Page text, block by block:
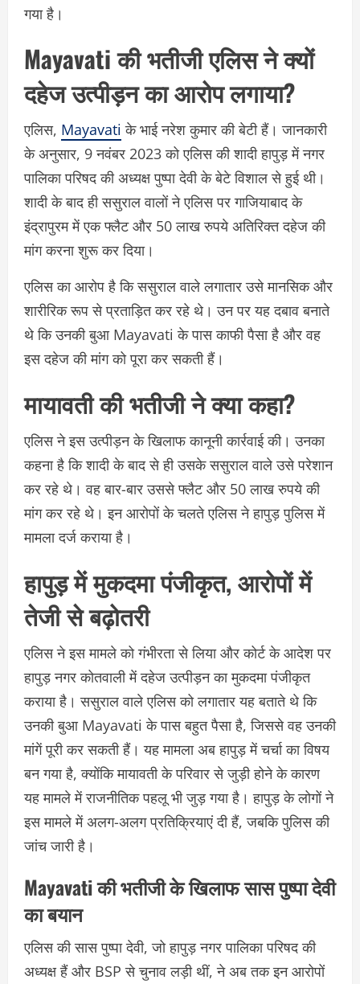
गया है।
Mayavati की भतीजी एलिस ने क्यों
दहेज उत्पीड़न का आरोप लगाया?
एलिस, Mayavati के भाई नरेश कुमार की बेटी हैं। जानकारी
के अनुसार, 9 नवंबर 2023 को एलिस की शादी हापुड़ में नगर
पालिका परिषद की अध्यक्ष पुष्पा देवी के बेटे विशाल से हुई थी।
शादी के बाद ही ससुराल वालों ने एलिस पर गाजियाबाद के
इंद्रापुरम में एक फ्लैट और 50 लाख रुपये अतिरिक्त दहेज की
मांग करना शुरू कर दिया।
एलिस का आरोप है कि ससुराल वाले लगातार उसे मानसिक और
शारीरिक रूप से प्रताड़ित कर रहे थे। उन पर यह दबाव बनाते
थे कि उनकी बुआ Mayavati के पास काफी पैसा है और वह
इस दहेज की मांग को पूरा कर सकती हैं।
मायावती की भतीजी ने क्या कहा?
एलिस ने इस उत्पीड़न के खिलाफ कानूनी कार्रवाई की। उनका
कहना है कि शादी के बाद से ही उसके ससुराल वाले उसे परेशान
कर रहे थे। वह बार-बार उससे फ्लैट और 50 लाख रुपये की
मांग कर रहे थे। इन आरोपों के चलते एलिस ने हापुड़ पुलिस में
मामला दर्ज कराया है।
हापुड़ में मुकदमा पंजीकृत, आरोपों में
तेजी से बढ़ोतरी
एलिस ने इस मामले को गंभीरता से लिया और कोर्ट के आदेश पर
हापुड़ नगर कोतवाली में दहेज उत्पीड़न का मुकदमा पंजीकृत
कराया है। ससुराल वाले एलिस को लगातार यह बताते थे कि
उनकी बुआ Mayavati के पास बहुत पैसा है, जिससे वह उनकी
मांगें पूरी कर सकती हैं। यह मामला अब हापुड़ में चर्चा का विषय
बन गया है, क्योंकि मायावती के परिवार से जुड़ी होने के कारण
यह मामले में राजनीतिक पहलू भी जुड़ गया है। हापुड़ के लोगों ने
इस मामले में अलग-अलग प्रतिक्रियाएं दी हैं, जबकि पुलिस की
जांच जारी है।
Mayavati की भतीजी के खिलाफ सास पुष्पा देवी
का बयान
एलिस की सास पुष्पा देवी, जो हापुड़ नगर पालिका परिषद की
अध्यक्ष हैं और BSP से चुनाव लड़ी थीं, ने अब तक इन आरोपों